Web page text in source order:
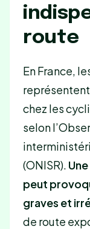
route
En France,
chez les
selon
(ONISR).
peut
graves et
de route